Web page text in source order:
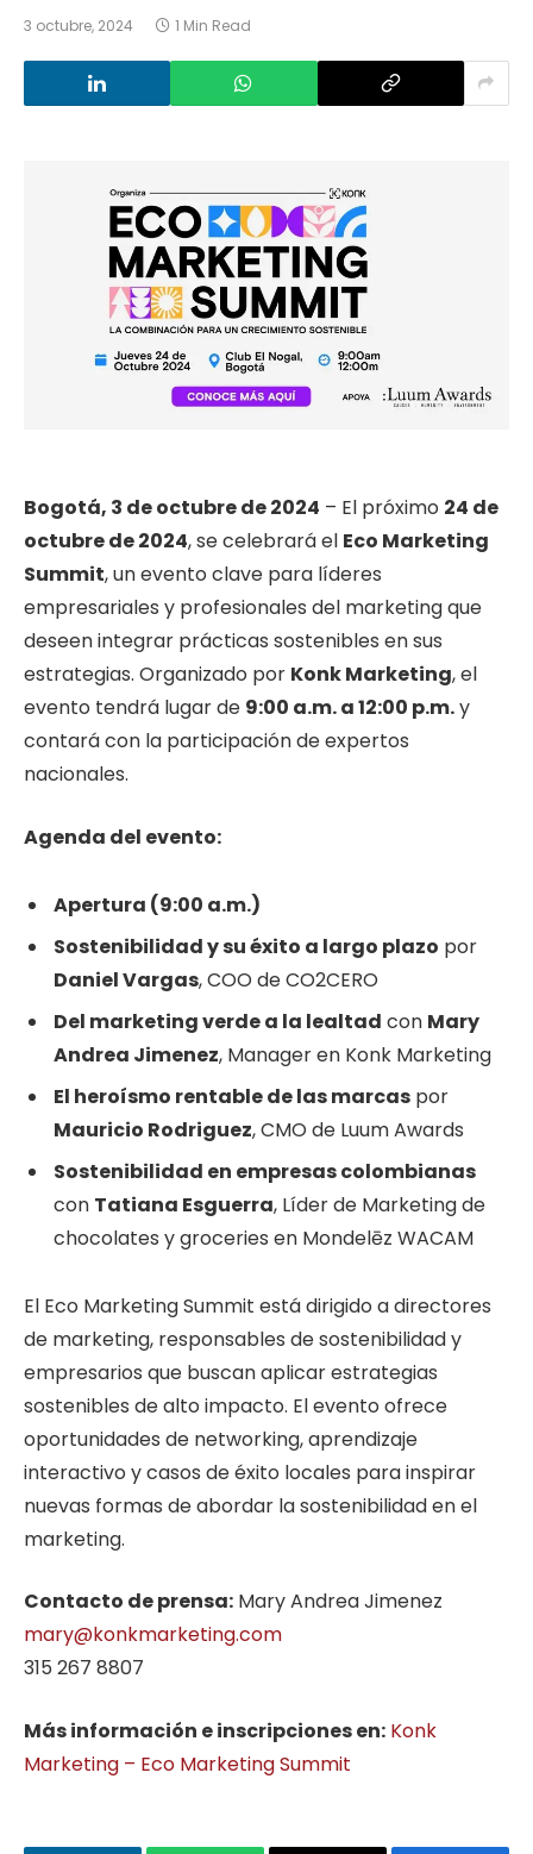
3 octubre, 2024 1 Min Read
Bogotá, 3 de octubre de 2024 – El próximo 24 de
octubre de 2024, se celebrará el Eco Marketing
Summit, un evento clave para líderes
empresariales y profesionales del marketing que
deseen integrar prácticas sostenibles en sus
estrategias. Organizado por Konk Marketing, el
evento tendrá lugar de 9:00 a.m. a 12:00 p.m.y
contará con la participación de expertos
nacionales.
Agenda del evento:
Apertura (9:00 a.m.)
Sostenibilidad y su éxito a largo plazo por
Daniel Vargas, COO de CO2CERO
Del marketing verde a la lealtad con Mary
Andrea Jimenez, Manager en Konk Marketing
El heroísmo rentable de las marcas por
Mauricio Rodriguez, CMO de Luum Awards
Sostenibilidad en empresas colombianas
con Tatiana Esguerra, Líder de Marketing de
chocolates y groceries en Mondelēz WACAM
El Eco Marketing Summit está dirigido a directores
de marketing, responsables de sostenibilidad y
empresarios que buscan aplicar estrategias
sostenibles de alto impacto. El evento ofrece
oportunidades de networking, aprendizaje
interactivo y casos de éxito locales para inspirar
nuevas formas de abordar la sostenibilidad en el
marketing.
Contacto de prensa: Mary Andrea Jimenez
mary@konkmarketing.com
315 267 8807
Más información e inscripciones en: Konk
Marketing – Eco Marketing Summit